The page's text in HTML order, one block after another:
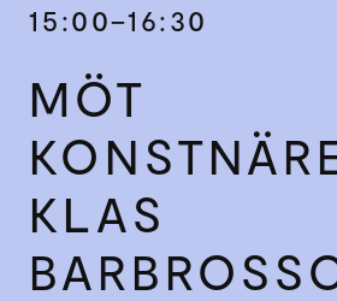
15:00–16:30
MÖT
KLAS